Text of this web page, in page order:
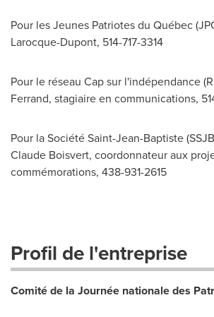
Pour les Jeunes Patriotes du Québec
Larocque-Dupont, 514-717-3314
Pour le réseau Cap sur l'indépendance
Ferrand, stagiaire en communications,
Pour la Société Saint-Jean-Baptiste
Claude Boisvert, coordonnateur aux
commémorations, 438-931-2615
Profil de l'entreprise
Comité de la Journée nationale des